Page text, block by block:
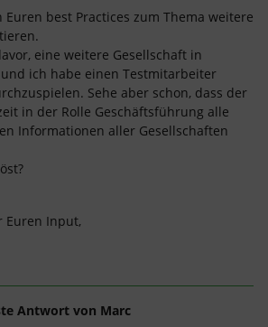
best Practices zum Thema weitere
eine weitere Gesellschaft in
ich habe einen Testmitarbeiter
Sehe aber schon, dass der
in der Rolle Geschäftsführung alle
Informationen aller Gesellschaften
Euren Input,
Antwort von Marc